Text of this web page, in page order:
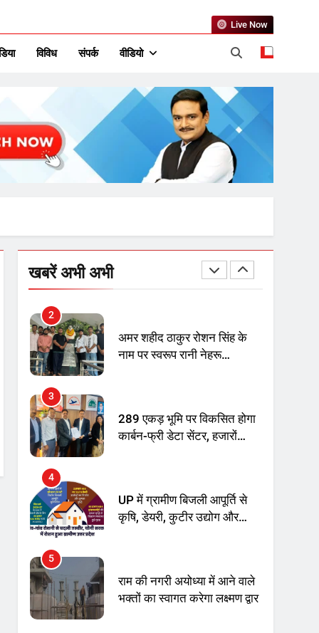
विविध संपर्क वीडियो
Live Now
खबरें अभी अभी
उत्तर प्रदेश में गांवों में बढ़ेंगी
सुविधाएं: 67% बढ़ा पंचायतों का
बजट
गाजा युद्धविराम को लेकर बड़ी खबरें
8
चुनाव से पहले लालू परिवार पर बड़ा
1
शहीद ठाकुर रोशन सिंह के नाम पर
2
अमर शहीद ठाकुर रोशन सिंह के
नाम पर स्वरूप रानी नेहरू
3
289 एकड़ भूमि पर विकसित होगा
कार्बन-फ्री डेटा सेंटर, हजारों
4
UP में ग्रामीण बिजली आपूर्ति से
कृषि, डेयरी, कुटीर उद्योग और
5
राम की नगरी अयोध्या में आने वाले
भक्तों का स्वागत करेगा लक्ष्मण द्वार